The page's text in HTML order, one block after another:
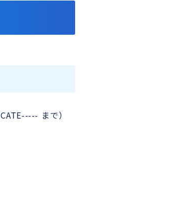
まで）